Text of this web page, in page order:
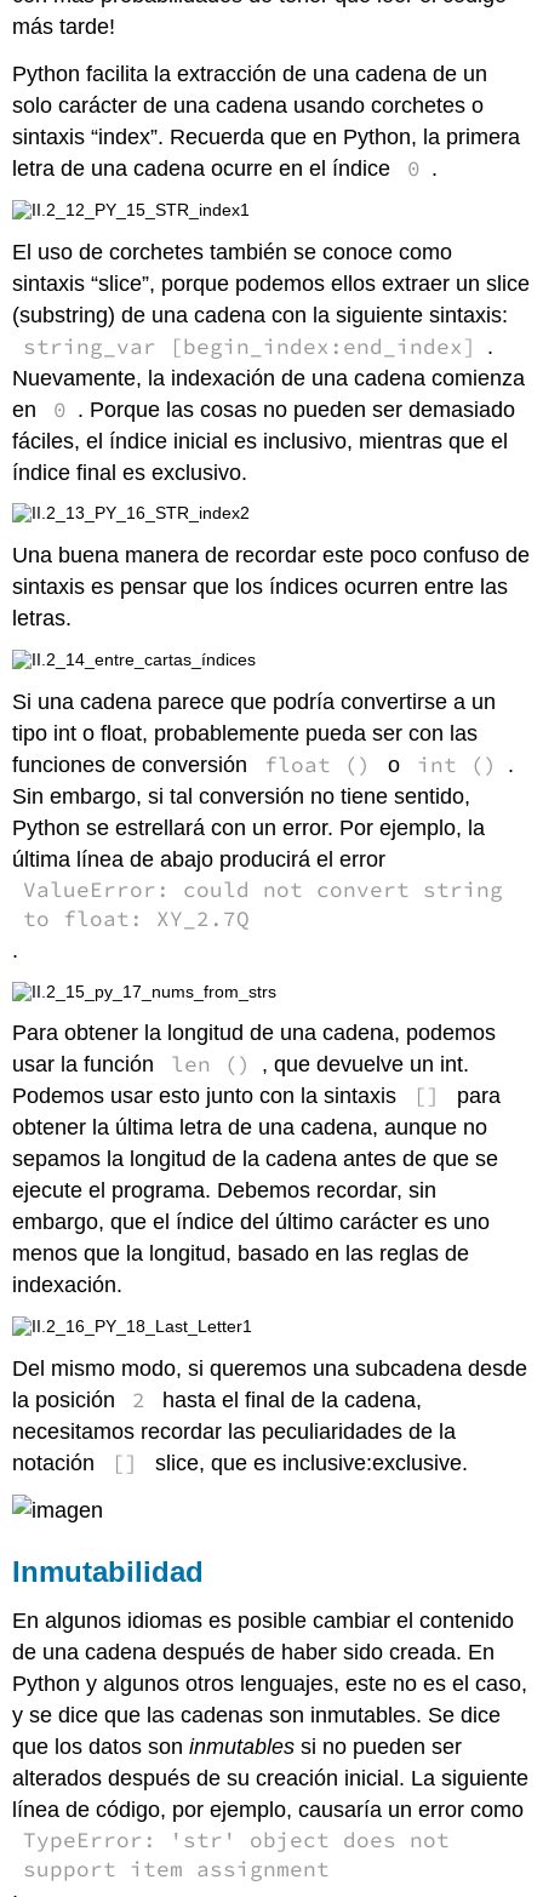
más tarde!
Python facilita la extracción de una cadena de un
solo carácter de una cadena usando corchetes o
sintaxis “index”. Recuerda que en Python, la primera
letra de una cadena ocurre en el índice
0 .
El uso de corchetes también se conoce como
sintaxis “slice”, porque podemos ellos extraer un slice
(substring) de una cadena con la siguiente sintaxis:
string_var [begin_index:end_index]
.
Nuevamente, la indexación de una cadena comienza
en
0 . Porque las cosas no pueden ser demasiado
fáciles, el índice inicial es inclusivo, mientras que el
índice final es exclusivo.
Una buena manera de recordar este poco confuso de
sintaxis es pensar que los índices ocurren entre las
letras.
Si una cadena parece que podría convertirse a un
tipo int o float, probablemente pueda ser con las
funciones de conversión
float () o int ()
.
Sin embargo, si tal conversión no tiene sentido,
Python se estrellará con un error. Por ejemplo, la
última línea de abajo producirá el error
ValueError: could not convert string
to float: XY_2.7Q
.
Para obtener la longitud de una cadena, podemos
usar la función
len ()
, que devuelve un int.
Podemos usar esto junto con la sintaxis
[]
para
obtener la última letra de una cadena, aunque no
sepamos la longitud de la cadena antes de que se
ejecute el programa. Debemos recordar, sin
embargo, que el índice del último carácter es uno
menos que la longitud, basado en las reglas de
indexación.
Del mismo modo, si queremos una subcadena desde
la posición
2
hasta el final de la cadena,
necesitamos recordar las peculiaridades de la
notación
[] slice, que es inclusive:exclusive.
Inmutabilidad
En algunos idiomas es posible cambiar el contenido
de una cadena después de haber sido creada. En
Python y algunos otros lenguajes, este no es el caso,
y se dice que las cadenas son inmutables. Se dice
que los datos soninmutables si no pueden ser
alterados después de su creación inicial. La siguiente
línea de código, por ejemplo, causaría un error como
TypeError: 'str' object does not
support item assignment